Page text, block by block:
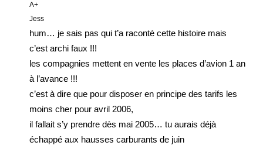
A+
Jess
hum… je sais pas qui t’a raconté cette histoire mais
c’est archi faux !!!
les compagnies mettent en vente les places d’avion 1 an
à l’avance !!!
c’est à dire que pour disposer en principe des tarifs les
moins cher pour avril 2006,
il fallait s’y prendre dès mai 2005… tu aurais déjà
échappé aux hausses carburants de juin